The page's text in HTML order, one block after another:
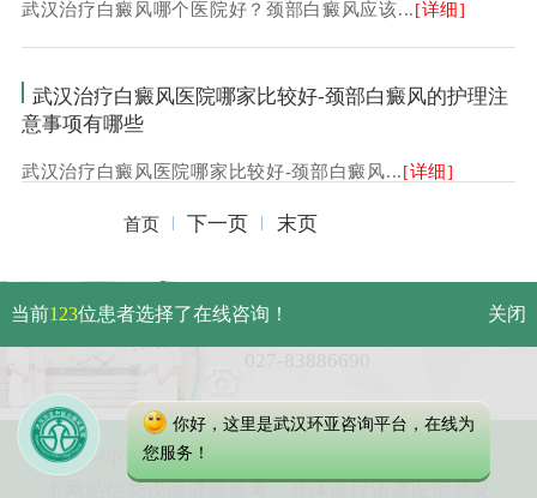
武汉治疗白癜风哪个医院好？颈部白癜风应该...[详细]
武汉治疗白癜风医院哪家比较好-颈部白癜风的护理注
意事项有哪些
武汉治疗白癜风医院哪家比较好-颈部白癜风...[详细]
首页 下一页 末页
武汉市硚口区解放大道479号
免费电话：
Copyright 2023 武汉环亚中医白癜风医院
本网站信息仅做健康参考，具体诊疗请遵医师意见
当前123位患者选择了在线咨询！ 关闭
你好，这里是武汉环亚咨询平台，在线为
您服务！